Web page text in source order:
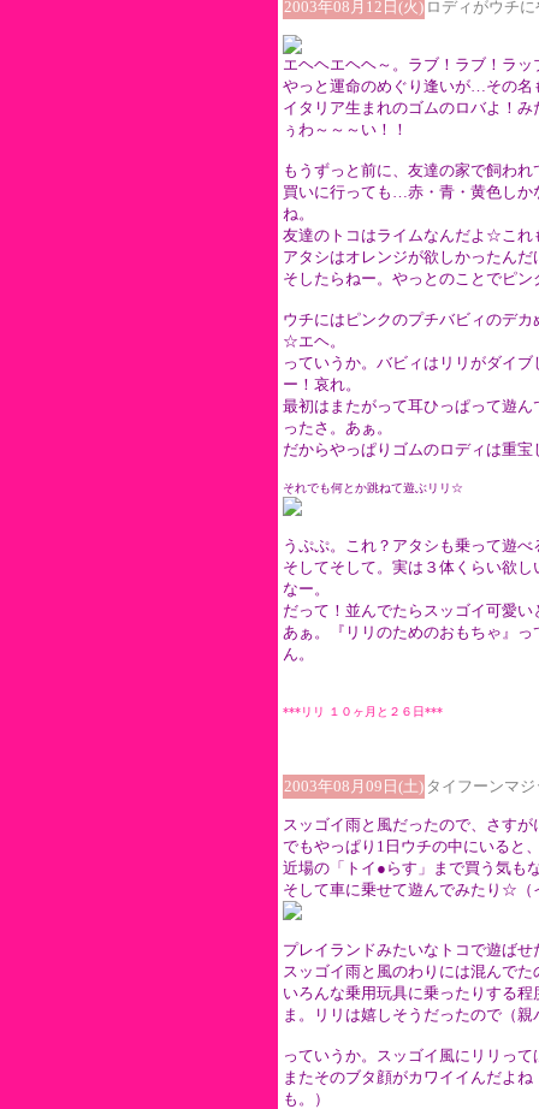
2003年08月12日(火) ロディがウチ
エヘヘエヘヘ～。ラブ！ラブ！ラッ
やっと運命のめぐり逢いが…その名
イタリア生まれのゴムのロバよ！
ぅわ～～～い！！
もうずっと前に、友達の家で飼わ
買いに行っても…赤・青・黄色しか
ね。
友達のトコはライムなんだよ☆これ
アタシはオレンジが欲しかったん
そしたらねー。やっとのことでピン
ウチにはピンクのプチバビィのデ
☆エヘ。
っていうか。バビィはリリがダイ
ー！哀れ。
最初はまたがって耳ひっぱって遊
ったさ。あぁ。
だからやっぱりゴムのロディは重
それでも何とか跳ねて遊ぶリリ☆
うぷぷ。これ？アタシも乗って遊
そしてそして。実は３体くらい欲
なー。
だって！並んでたらスッゴイ可愛い
あぁ。『リリのためのおもちゃ』
ん。
***リリ １０ヶ月と２６日***
2003年08月09日(土) タイフーンマ
スッゴイ雨と風だったので、さす
でもやっぱり1日ウチの中にいると
近場の「トイ●らす」まで買う気も
そして車に乗せて遊んでみたり☆（
プレイランドみたいなトコで遊ば
スッゴイ雨と風のわりには混んで
いろんな乗用玩具に乗ったりする
ま。リリは嬉しそうだったので（
っていうか。スッゴイ風にリリっ
またそのブタ顔がカワイイんだよ
も。）